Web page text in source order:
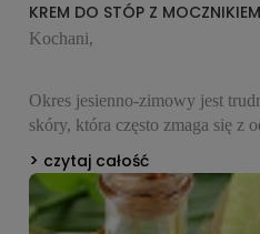
KREM DO STÓP Z
Kochani,
Okres jesienno-zimowy jest
skóry, która często zmaga się z
do stóp z wysokim stężeniem
stężeniu działa złuszczająco i
suchość i szorstkość. Olej ze
czytaj całość